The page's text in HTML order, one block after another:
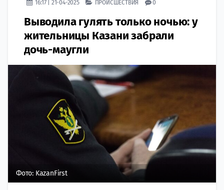
16:17 | 21-04-2025 ПРОИСШЕСТВИЯ 0
Выводила гулять только ночью: у
жительницы Казани забрали
дочь-маугли
Фото: KazanFirst